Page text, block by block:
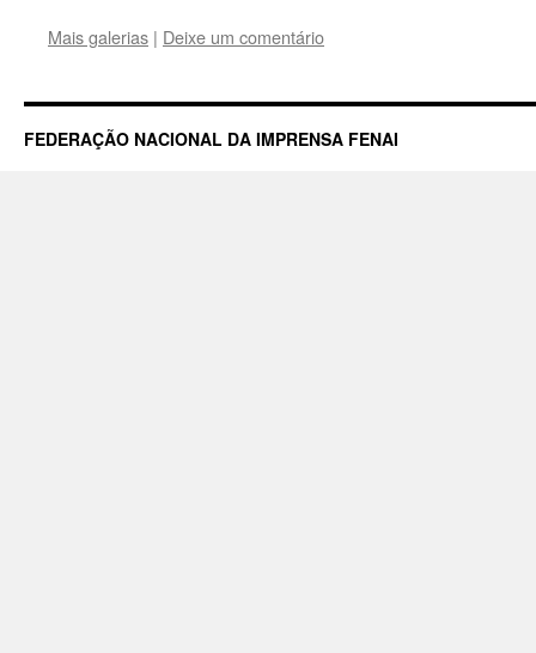
Mais galerias | Deixe um comentário
FEDERAÇÃO NACIONAL DA IMPRENSA FENAI